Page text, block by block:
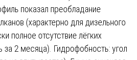
показал преобладание
(характерно для дизельного
полное отсутствие лёгких
за 2 месяца). Гидрофобность: угол